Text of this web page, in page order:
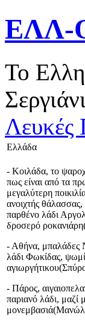
ΕΛΛ-
Το
Λευκές
Ελλάδα
- Κοιλάδα, το
πως είναι από τα
μεγαλύτερη
ανοιχτής θάλασσας,
παρθένο λάδι
δροσερό
- Αθήνα, μπαλάδες
λάδι Φωκίδας,
- Πάρος,
παριανό λάδι, μαζί